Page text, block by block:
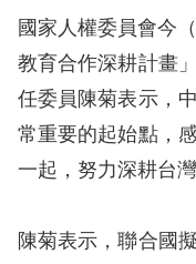
於
本
會
新
息
國家人權委員會今
教育合作深耕計畫
任委員陳菊表示，
常重要的起始點，
一起，努力深耕台
陳菊表示，聯合國